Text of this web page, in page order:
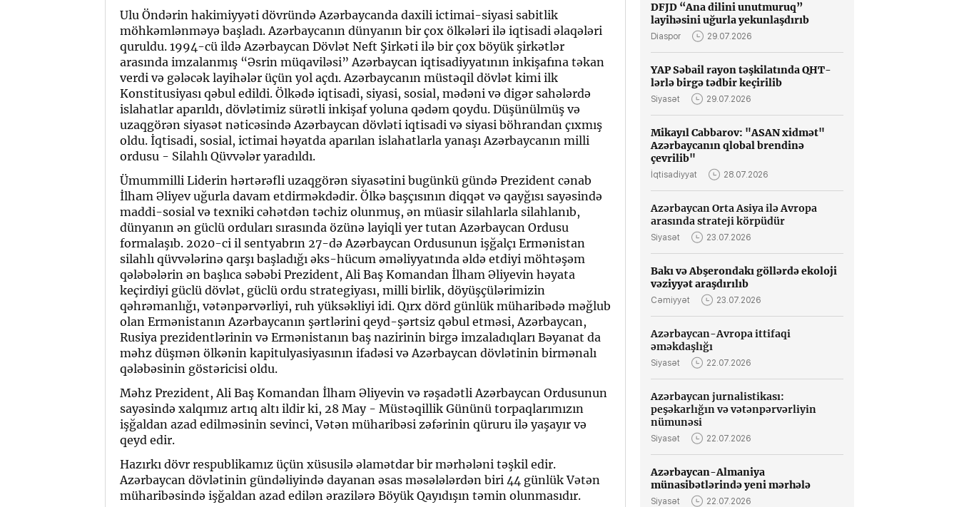
Ulu Öndərin hakimiyyəti dövründə Azərbaycanda daxili ictimai-siyasi sabitlik
möhkəmlənməyə başladı. Azərbaycanın dünyanın bir çox ölkələri ilə iqtisadi əlaqələri
quruldu. 1994-cü ildə Azərbaycan Dövlət Neft Şirkəti ilə bir çox böyük şirkətlər
arasında imzalanmış “Əsrin müqaviləsi” Azərbaycan iqtisadiyyatının inkişafına təkan
verdi və gələcək layihələr üçün yol açdı. Azərbaycanın müstəqil dövlət kimi ilk
Konstitusiyası qəbul edildi. Ölkədə iqtisadi, siyasi, sosial, mədəni və digər sahələrdə
islahatlar aparıldı, dövlətimiz sürətli inkişaf yoluna qədəm qoydu. Düşünülmüş və
uzaqgörən siyasət nəticəsində Azərbaycan dövləti iqtisadi və siyasi böhrandan çıxmış
oldu. İqtisadi, sosial, ictimai həyatda aparılan islahatlarla yanaşı Azərbaycanın milli
ordusu - Silahlı Qüvvələr yaradıldı.
Ümummilli Liderin hərtərəfli uzaqgörən siyasətini bugünkü gündə Prezident cənab
İlham Əliyev uğurla davam etdirməkdədir. Ölkə başçısının diqqət və qayğısı sayəsində
maddi-sosial və texniki cəhətdən təchiz olunmuş, ən müasir silahlarla silahlanıb,
dünyanın ən güclü orduları sırasında özünə layiqli yer tutan Azərbaycan Ordusu
formalaşıb. 2020-ci il sentyabrın 27-də Azərbaycan Ordusunun işğalçı Ermənistan
silahlı qüvvələrinə qarşı başladığı əks-hücum əməliyyatında əldə etdiyi möhtəşəm
qələbələrin ən başlıca səbəbi Prezident, Ali Baş Komandan İlham Əliyevin həyata
keçirdiyi güclü dövlət, güclü ordu strategiyası, milli birlik, döyüşçülərimizin
qəhrəmanlığı, vətənpərvərliyi, ruh yüksəkliyi idi. Qırx dörd günlük müharibədə məğlub
olan Ermənistanın Azərbaycanın şərtlərini qeyd-şərtsiz qəbul etməsi, Azərbaycan,
Rusiya prezidentlərinin və Ermənistanın baş nazirinin birgə imzaladıqları Bəyanat da
məhz düşmən ölkənin kapitulyasiyasının ifadəsi və Azərbaycan dövlətinin birmənalı
qələbəsinin göstəricisi oldu.
Məhz Prezident, Ali Baş Komandan İlham Əliyevin və rəşadətli Azərbaycan Ordusunun
sayəsində xalqımız artıq altı ildir ki, 28 May - Müstəqillik Gününü torpaqlarımızın
işğaldan azad edilməsinin sevinci, Vətən müharibəsi zəfərinin qüruru ilə yaşayır və
qeyd edir.
Hazırkı dövr respublikamız üçün xüsusilə əlamətdar bir mərhələni təşkil edir.
Azərbaycan dövlətinin gündəliyində dayanan əsas məsələlərdən biri 44 günlük Vətən
müharibəsində işğaldan azad edilən ərazilərə Böyük Qayıdışın təmin olunmasıdır.
DFJD “Ana dilini unutmuruq”
layihəsini uğurla yekunlaşdırıb
Diaspor 29.07.2026
YAP Səbail rayon təşkilatında QHT-
lərlə birgə tədbir keçirilib
Siyasət 29.07.2026
Mikayıl Cabbarov: "ASAN xidmət"
Azərbaycanın qlobal brendinə
çevrilib"
İqtisadiyyat 28.07.2026
Azərbaycan Orta Asiya ilə Avropa
arasında strateji körpüdür
Siyasət 23.07.2026
Bakı və Abşerondakı göllərdə ekoloji
vəziyyət araşdırılıb
Cəmiyyət 23.07.2026
Azərbaycan-Avropa ittifaqi
əməkdaşlığı
Siyasət 22.07.2026
Azərbaycan jurnalistikası:
peşəkarlığın və vətənpərvərliyin
nümunəsi
Siyasət 22.07.2026
Azərbaycan-Almaniya
münasibətlərində yeni mərhələ
Siyasət 22.07.2026